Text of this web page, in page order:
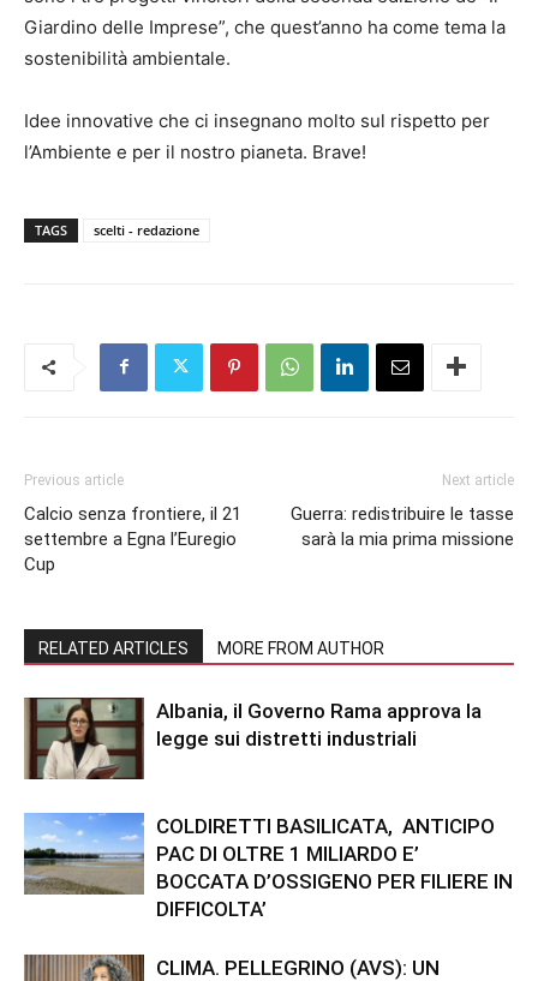
Giardino delle Imprese”, che quest’anno ha come tema la
sostenibilità ambientale.
Idee innovative che ci insegnano molto sul rispetto per
l’Ambiente e per il nostro pianeta. Brave!
TAGS scelti - redazione
Previous article
Calcio senza frontiere, il 21
settembre a Egna l’Euregio
Cup
Next article
Guerra: redistribuire le tasse
sarà la mia prima missione
RELATED ARTICLES MORE FROM AUTHOR
Albania, il Governo Rama approva la
legge sui distretti industriali
COLDIRETTI BASILICATA, ANTICIPO
PAC DI OLTRE 1 MILIARDO E’
BOCCATA D’OSSIGENO PER FILIERE IN
DIFFICOLTA’
CLIMA. PELLEGRINO (AVS): UN